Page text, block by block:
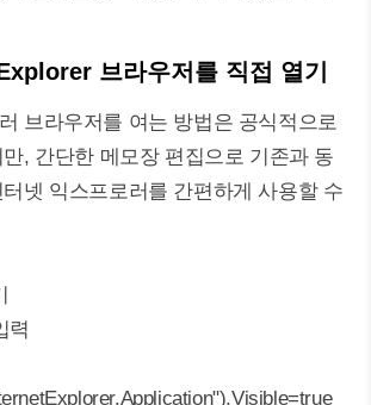
브라우저를 직접 열기
브라우저를 여는 방법은 공식적으로
, 간단한 메모장 편집으로 기존과 동
넷 익스프로러를 간편하게 사용할 수
력